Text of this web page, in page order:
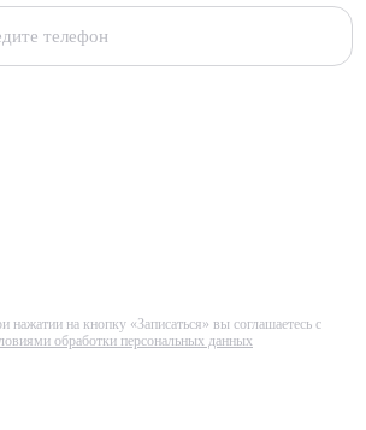
нажатии на кнопку «Записаться» вы соглашаетесь с
обработки персональных данных